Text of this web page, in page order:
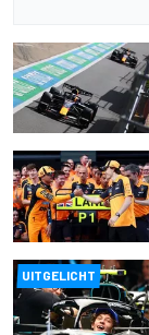
UITGELICHT